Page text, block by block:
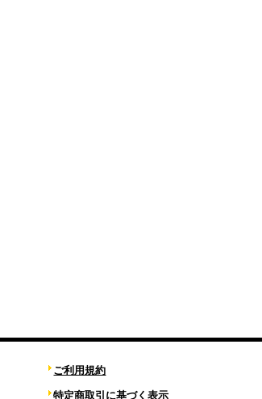
ご利用規約
特定商取引に基づく表示